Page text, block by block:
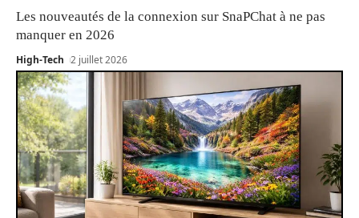
Les nouveautés de la connexion sur SnaPChat à ne pas
manquer en 2026
High-Tech 2 juillet 2026